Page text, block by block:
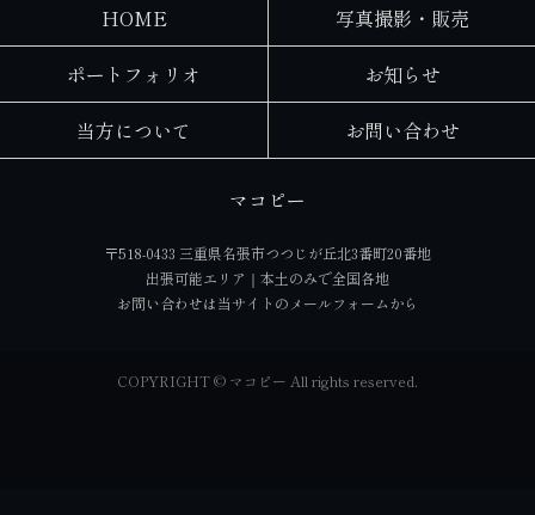
HOME
写真撮影・販売
ポートフォリオ
お知らせ
当方について
お問い合わせ
マコピー
〒518-0433 三重県名張市つつじが丘北3番町20番地
出張可能エリア｜本土のみで全国各地
お問い合わせは当サイトの メールフォームから
COPYRIGHT © マコピー All rights reserved.